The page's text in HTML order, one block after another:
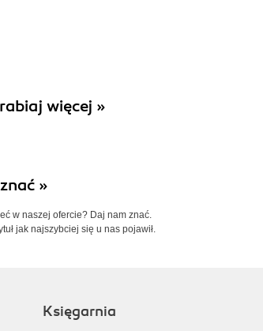
więcej »
»
w naszej ofercie? Daj nam znać.
jak najszybciej się u nas pojawił.
Księgarnia